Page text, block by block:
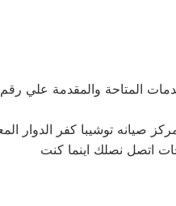
المتاحة والمقدمة علي
صيانه توشيبا كفر الدوار
اتصل نصلك اينما كنت